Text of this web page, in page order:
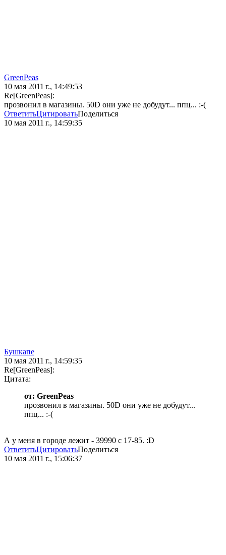
GreenPeas
10 мая 2011 г., 14:49:53
Re[GreenPeas]:
прозвонил в магазины. 50D они уже не добудут... ппц... :-(
ОтветитьЦитироватьПоделиться
10 мая 2011 г., 14:59:35
Бушкапе
10 мая 2011 г., 14:59:35
Re[GreenPeas]:
Цитата:
от: GreenPeas
прозвонил в магазины. 50D они уже не добудут...
ппц... :-(
А у меня в городе лежит - 39990 с 17-85. :D
ОтветитьЦитироватьПоделиться
10 мая 2011 г., 15:06:37